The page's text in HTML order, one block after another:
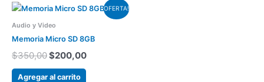
OFERTA!
Audio y Video
Memoria Micro SD 8GB
$350,00
El
original
era:
$350,00.
$200,00
El
precio
es:
Agregar al carrito